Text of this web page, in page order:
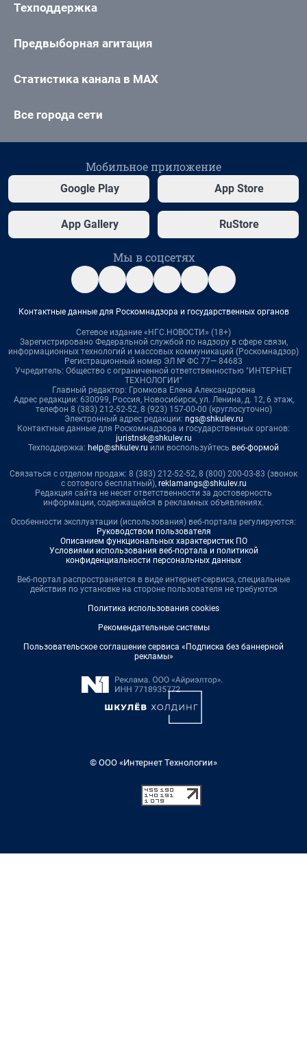
Техподдержка
Предвыборная агитация
Статистика канала в MAX
Все города сети
Мобильное приложение
Google Play App Store
App Gallery RuStore
Мы в соцсетях
Контактные данные для Роскомнадзора и государственных органов
Сетевое издание «НГС.НОВОСТИ» (18+)
Зарегистрировано Федеральной службой по надзору в сфере связи,
информационных технологий и массовых коммуникаций (Роскомнадзор)
Регистрационный номер ЭЛ № ФС 77— 84683
Учредитель: Общество с ограниченной ответственностью "ИНТЕРНЕТ
ТЕХНОЛОГИИ"
Главный редактор: Громкова Елена Александровна
Адрес редакции: 630099, Россия, Новосибирск, ул. Ленина, д. 12, 6 этаж,
телефон 8 (383) 212-52-52, 8 (923) 157-00-00 (круглосуточно)
Электронный адрес редакции: ngs@shkulev.ru
Контактные данные для Роскомнадзора и государственных органов:
juristnsk@shkulev.ru
Техподдержка: help@shkulev.ru или воспользуйтесь веб-формой
Связаться с отделом продаж: 8 (383) 212-52-52, 8 (800) 200-03-83 (звонок
с сотового бесплатный), reklamangs@shkulev.ru
Редакция сайта не несет ответственности за достоверность
информации, содержащейся в рекламных объявлениях.
Особенности эксплуатации (использования) веб-портала регулируются:
Руководством пользователя
Описанием функциональных характеристик ПО
Условиями использования веб-портала и политикой
конфиденциальности персональных данных
Веб-портал распространяется в виде интернет-сервиса, специальные
действия по установке на стороне пользователя не требуются
Политика использования cookies
Рекомендательные системы
Пользовательское соглашение сервиса «Подписка без баннерной
рекламы»
© ООО «Интернет Технологии»